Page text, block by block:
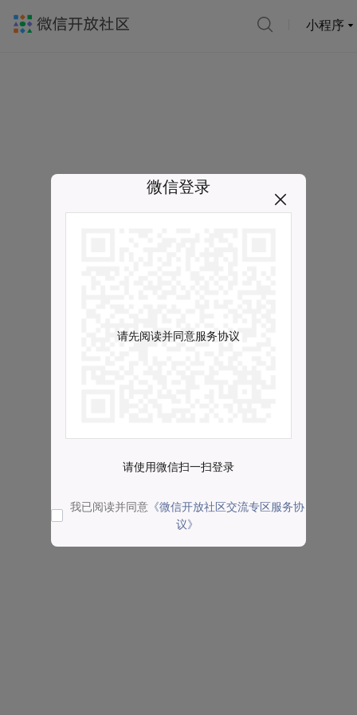
小程序
微信登录
请先阅读并同意服务协议
请使用微信扫一扫登录
我已阅读并同意 《微信开放社区交流专区服务协
议》